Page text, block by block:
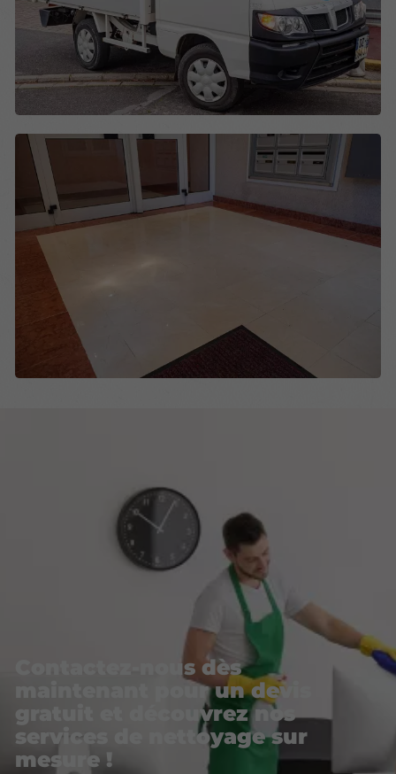
Contactez-nous dès
maintenant pour un devis
gratuit et découvrez nos
services de nettoyage sur
mesure !